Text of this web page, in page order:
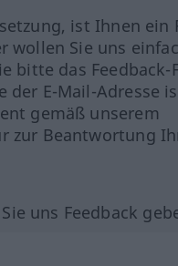
ist Ihnen ein
wollen Sie uns
bitte das
der E-Mail-Adresse
gemäß unserem
zur Beantwortung
uns Feedback